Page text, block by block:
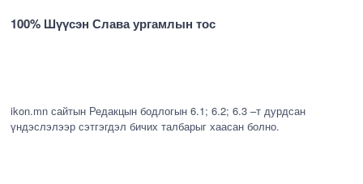
100% Шүүсэн Слава ургамлын тос
ikon.mn сайтын Редакцын бодлогын 6.1; 6.2; 6.3 –т дурдсан
үндэслэлээр сэтгэгдэл бичих талбарыг хаасан болно.